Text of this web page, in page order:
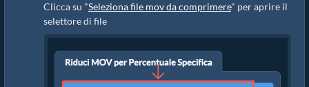
Clicca su "Seleziona file mov da comprimere" per aprire il
selettore di file